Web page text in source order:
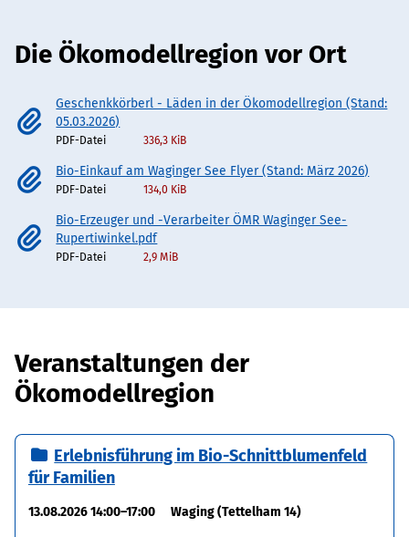
Die Ökomodellregion vor Ort
Geschenkkörberl - Läden in der Ökomodellregion (Stand:
05.03.2026)
PDF-Datei 336,3 KiB
Bio-Einkauf am Waginger See Flyer (Stand: März 2026)
PDF-Datei 134,0 KiB
Bio-Erzeuger und -Verarbeiter ÖMR Waginger See-
Rupertiwinkel.pdf
PDF-Datei 2,9 MiB
Veranstaltungen der
Ökomodellregion
Erlebnisführung im Bio-Schnittblumenfeld
für Familien
13.08.2026 14:00–17:00 Waging (Tettelham 14)